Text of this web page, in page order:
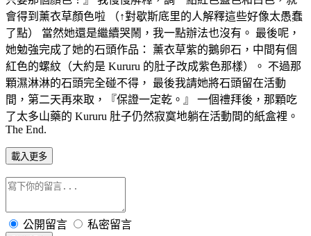
會得到薰衣草顏色啦 （↑對歇斯底里的人解釋這些好像太愚蠢
了點） 當然她還是繼續哭鬧，我一點辦法也沒有。 最後呢，
她勉強完成了她的石頭作品： 薰衣草紫的鵝卵石，中間有個
紅色的螺紋（大約是 Kururu 的肚子改成紫色那樣）。 不過那
顆濕淋淋的石頭完全碰不得， 最後我請她將石頭留在活動
間，第二天再來取，『保證一定乾。』 一個禮拜後，那顆吃
了太多山藥的 Kururu 肚子仍然寂寞地躺在活動間的紙盒裡。
The End.
載入更多
公開留言 私密留言